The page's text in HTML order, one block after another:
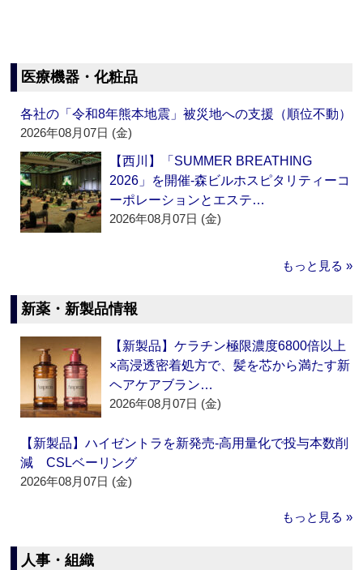
医療機器・化粧品
各社の「令和8年熊本地震」被災地への支援（順位不動）
2026年08月07日 (金)
【西川】「SUMMER BREATHING
2026」を開催‐森ビルホスピタリティーコ
ーポレーションとエステ…
2026年08月07日 (金)
もっと見る »
新薬・新製品情報
【新製品】ケラチン極限濃度6800倍以上
×高浸透密着処方で、髪を芯から満たす新
ヘアケアブラン…
2026年08月07日 (金)
【新製品】ハイゼントラを新発売‐高用量化で投与本数削
減 CSLベーリング
2026年08月07日 (金)
もっと見る »
人事・組織